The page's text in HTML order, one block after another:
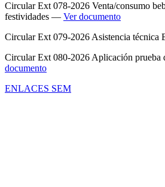
Circular Ext 078-2026 Venta/consumo
festividades — Ver documento
Circular Ext 079-2026 Asistencia
Circular Ext 080-2026 Aplicación
documento
ENLACES SEM